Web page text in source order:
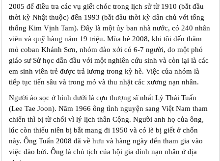
2005 để điều tra các vụ giết chóc trong lịch sử từ 1910 (bắt đầu
thời kỳ Nhật thuộc) đến 1993 (bắt đầu thời kỳ dân chủ với tổng
thống Kim Vịnh Tam). Đây là một ủy ban nhà nước, có 240 nhân
viên và quỹ hàng năm 19 triệu. Mùa hè 2008, khi tôi đến thăm
mỏ coban Khánh Sơn, nhóm đào xới có 6-7 người, do một phó
giáo sư Sử học dẫn đầu với một nghiên cứu sinh và còn lại là các
em sinh viên trẻ được trả lương trong kỳ hè. Việc của nhóm là
tiếp tục tiến sâu và trong mỏ và thu nhặt các xương nạn nhân.
Người áo sọc ở hình dưới là cựu thượng sĩ nhất Lý Thái Tuấn
(Lee Tae Joon). Năm 1966 ông tình nguyện sang Việt Nam tham
chiến thì bị từ chối vì lý lịch thân Cộng. Người anh họ của ông,
lúc còn thiếu niên bị bắt mang đi 1950 và có lẽ bị giết ở chốn
này. Ông Tuấn 2008 đã về hưu và hàng ngày đến tham gia vào
việc đào bới. Ông là chủ tịch của hội gia đình nạn nhân ở địa